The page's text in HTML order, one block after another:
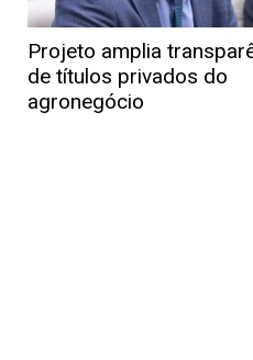
Projeto amplia
de títulos privados do
agronegócio